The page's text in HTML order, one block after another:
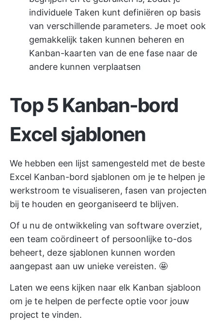
individuele Taken kunt definiëren op basis
van verschillende parameters. Je moet ook
gemakkelijk taken kunnen beheren en
Kanban-kaarten van de ene fase naar de
andere kunnen verplaatsen
Top 5 Kanban-bord
Excel sjablonen
We hebben een lijst samengesteld met de beste
Excel Kanban-bord sjablonen om je te helpen je
werkstroom te visualiseren, fasen van projecten
bij te houden en georganiseerd te blijven.
Of u nu de ontwikkeling van software overziet,
een team coördineert of persoonlijke to-dos
beheert, deze sjablonen kunnen worden
aangepast aan uw unieke vereisten. 🤩
Laten we eens kijken naar elk Kanban sjabloon
om je te helpen de perfecte optie voor jouw
project te vinden.